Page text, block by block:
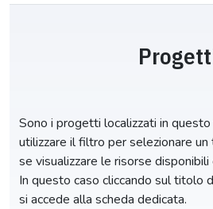
Sono i progetti localizzati in
utilizzare il filtro per selezionare
se visualizzare le risorse
In questo caso cliccando sul titolo
si accede alla scheda dedicata.